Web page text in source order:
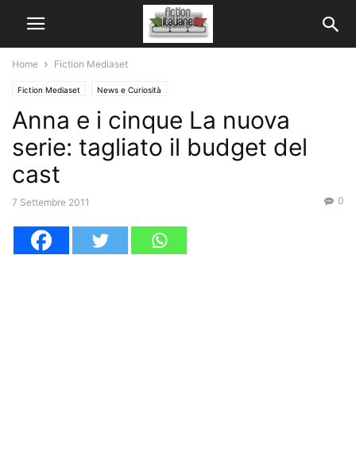
Home Fiction Mediaset
Fiction Mediaset News e Curiosità
Anna e i cinque La nuova
serie: tagliato il budget del
cast
7 Settembre 2011 0